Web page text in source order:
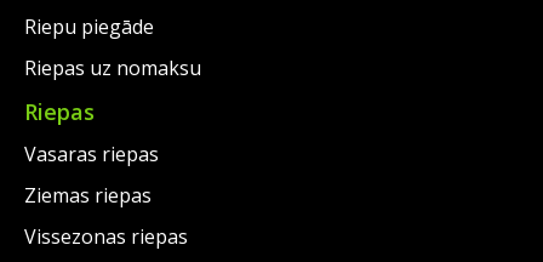
Riepu piegāde
Riepas uz nomaksu
Riepas
Vasaras riepas
Ziemas riepas
Vissezonas riepas